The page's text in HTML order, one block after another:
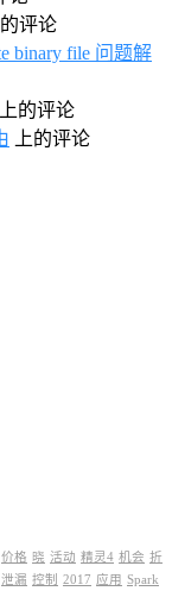
的评论
binary file 问题解
上的评论
上的评论
价格 晓 活动 精灵4 机会 折
泄漏 控制 2017 应用 Spark